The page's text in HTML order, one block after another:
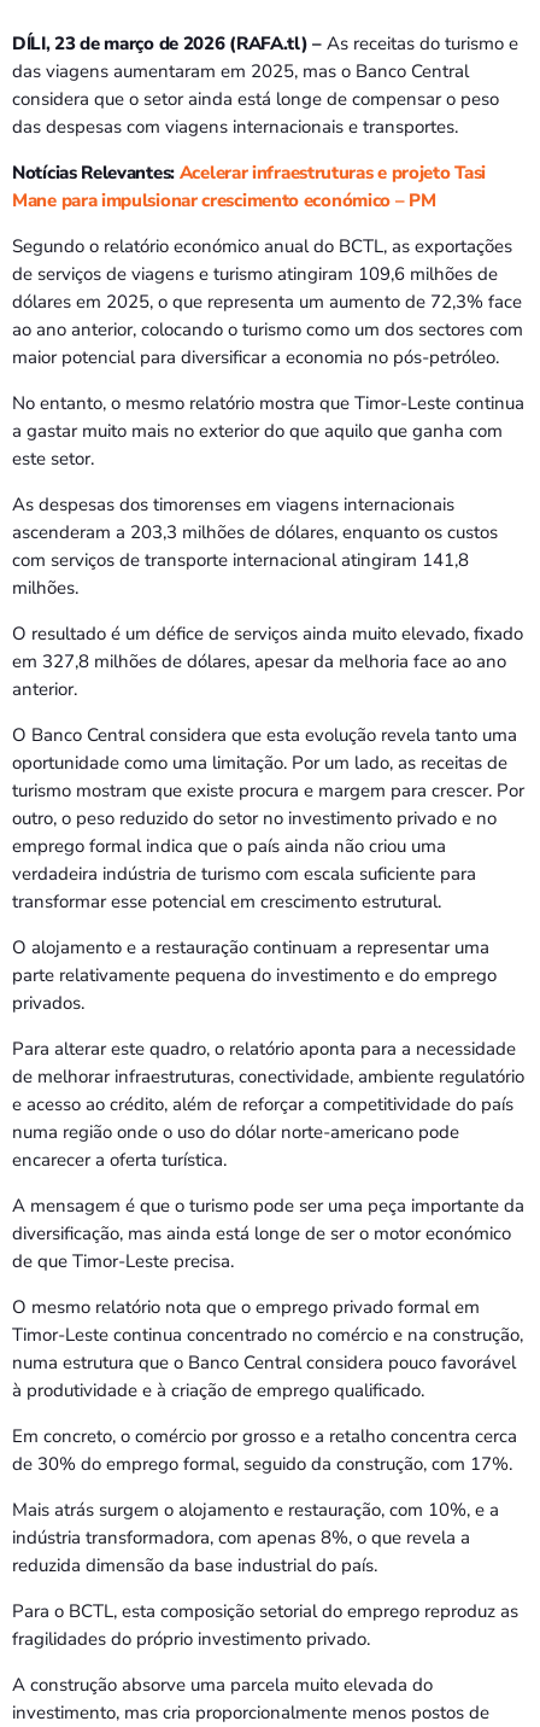
Bom dia RAFA
7:00 AM - 10:00 AM
DÍLI, 23 de março de 2026 (RAFA.tl) – As receitas do turismo e
das viagens aumentaram em 2025, mas o Banco Central
considera que o setor ainda está longe de compensar o peso
das despesas com viagens internacionais e transportes.
Notícias Relevantes: Acelerar infraestruturas e projeto Tasi
Mane para impulsionar crescimento económico – PM
Segundo o relatório económico anual do BCTL, as exportações
de serviços de viagens e turismo atingiram 109,6 milhões de
dólares em 2025, o que representa um aumento de 72,3% face
ao ano anterior, colocando o turismo como um dos sectores com
maior potencial para diversificar a economia no pós-petróleo.
No entanto, o mesmo relatório mostra que Timor-Leste continua
a gastar muito mais no exterior do que aquilo que ganha com
este setor.
As despesas dos timorenses em viagens internacionais
ascenderam a 203,3 milhões de dólares, enquanto os custos
com serviços de transporte internacional atingiram 141,8
milhões.
O resultado é um défice de serviços ainda muito elevado, fixado
em 327,8 milhões de dólares, apesar da melhoria face ao ano
anterior.
O Banco Central considera que esta evolução revela tanto uma
oportunidade como uma limitação. Por um lado, as receitas de
turismo mostram que existe procura e margem para crescer. Por
outro, o peso reduzido do setor no investimento privado e no
emprego formal indica que o país ainda não criou uma
verdadeira indústria de turismo com escala suficiente para
transformar esse potencial em crescimento estrutural.
O alojamento e a restauração continuam a representar uma
parte relativamente pequena do investimento e do emprego
privados.
Para alterar este quadro, o relatório aponta para a necessidade
de melhorar infraestruturas, conectividade, ambiente regulatório
e acesso ao crédito, além de reforçar a competitividade do país
numa região onde o uso do dólar norte-americano pode
encarecer a oferta turística.
A mensagem é que o turismo pode ser uma peça importante da
diversificação, mas ainda está longe de ser o motor económico
de que Timor-Leste precisa.
O mesmo relatório nota que o emprego privado formal em
Timor-Leste continua concentrado no comércio e na construção,
numa estrutura que o Banco Central considera pouco favorável
à produtividade e à criação de emprego qualificado.
Em concreto, o comércio por grosso e a retalho concentra cerca
de 30% do emprego formal, seguido da construção, com 17%.
Mais atrás surgem o alojamento e restauração, com 10%, e a
indústria transformadora, com apenas 8%, o que revela a
reduzida dimensão da base industrial do país.
Para o BCTL, esta composição setorial do emprego reproduz as
fragilidades do próprio investimento privado.
A construção absorve uma parcela muito elevada do
investimento, mas cria proporcionalmente menos postos de